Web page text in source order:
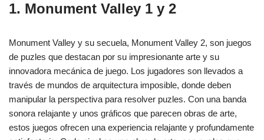
1. Monument Valley 1 y 2
Monument Valley y su secuela, Monument Valley 2, son juegos
de puzles que destacan por su impresionante arte y su
innovadora mecánica de juego. Los jugadores son llevados a
través de mundos de arquitectura imposible, donde deben
manipular la perspectiva para resolver puzles. Con una banda
sonora relajante y unos gráficos que parecen obras de arte,
estos juegos ofrecen una experiencia relajante y profundamente